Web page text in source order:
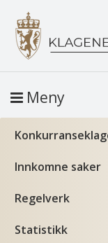
Meny
Innkomne saker
Regelverk
Statistikk